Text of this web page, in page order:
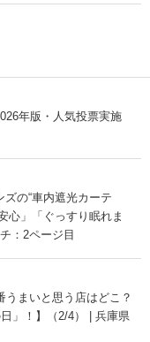
年版・人気投票実施
の“車内遮光カーテ
心」「ぐっすり眠れま
：2ページ目
まいと思う店はどこ？
」！】（2/4） | 兵庫県